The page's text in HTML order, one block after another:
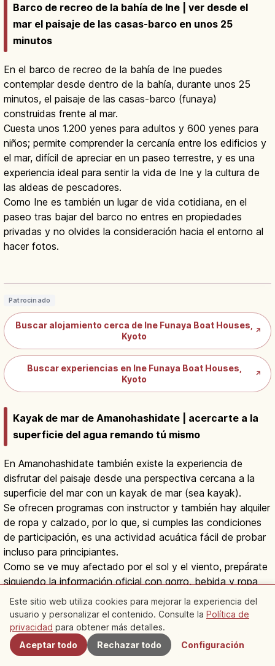
Barco de recreo de la bahía de Ine | ver desde el
mar el paisaje de las casas-barco en unos 25
minutos
En el barco de recreo de la bahía de Ine puedes
contemplar desde dentro de la bahía, durante unos 25
minutos, el paisaje de las casas-barco (funaya)
construidas frente al mar.
Cuesta unos 1.200 yenes para adultos y 600 yenes para
niños; permite comprender la cercanía entre los edificios y
el mar, difícil de apreciar en un paseo terrestre, y es una
experiencia ideal para sentir la vida de Ine y la cultura de
las aldeas de pescadores.
Como Ine es también un lugar de vida cotidiana, en el
paseo tras bajar del barco no entres en propiedades
privadas y no olvides la consideración hacia el entorno al
hacer fotos.
Patrocinado
Buscar alojamiento cerca de Ine Funaya Boat Houses,
Kyoto
↗
Buscar experiencias en Ine Funaya Boat Houses,
Kyoto
↗
Kayak de mar de Amanohashidate | acercarte a la
superficie del agua remando tú mismo
En Amanohashidate también existe la experiencia de
disfrutar del paisaje desde una perspectiva cercana a la
superficie del mar con un kayak de mar (sea kayak).
Se ofrecen programas con instructor y también hay alquiler
de ropa y calzado, por lo que, si cumples las condiciones
de participación, es una actividad acuática fácil de probar
incluso para principiantes.
Como se ve muy afectado por el sol y el viento, prepárate
siguiendo la información oficial con gorro, bebida y ropa
que pueda mojarse.
Cercanos
Conoce Viaje Explorar Kyoto
Este sitio web utiliza cookies para mejorar la experiencia del
usuario y personalizar el contenido. Consulte la Política de
privacidad para obtener más detalles.
Aceptar todo
Rechazar todo Configuración